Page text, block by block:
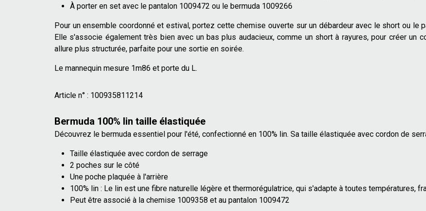
À porter en set avec le pantalon 1009472 ou le bermuda 1009266
Pour un ensemble coordonné et estival, portez cette chemise ouverte sur un débardeur avec le short ou le
Elle s'associe également très bien avec un bas plus audacieux, comme un short à rayures, pour créer un
allure plus structurée, parfaite pour une sortie en soirée.
Le mannequin mesure 1m86 et porte du L.
Article n° : 100935811214
Bermuda 100% lin taille élastiquée
Découvrez le bermuda essentiel pour l'été, confectionné en 100% lin. Sa taille élastiquée avec cordon de
Taille élastiquée avec cordon de serrage
2 poches sur le côté
Une poche plaquée à l'arrière
100% lin : Le lin est une fibre naturelle légère et thermorégulatrice, qui s'adapte à toutes températures,
Peut être associé à la chemise 1009358 et au pantalon 1009472